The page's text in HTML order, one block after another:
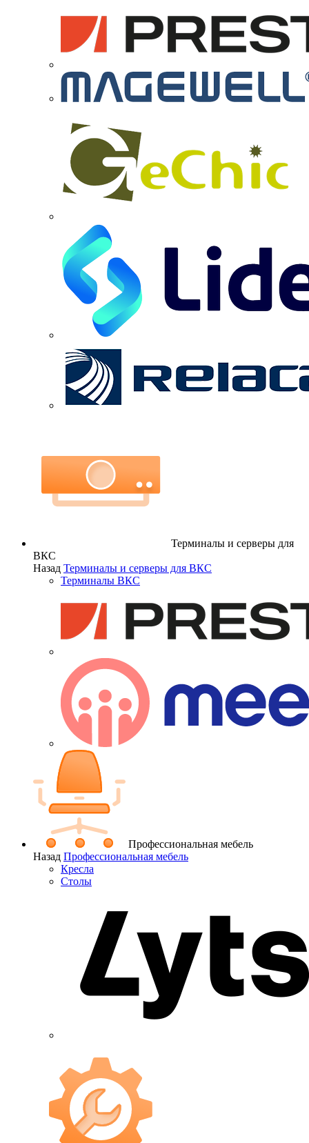
Терминалы и серверы для
ВКС
Назад Терминалы и серверы для ВКС
Терминалы ВКС
Профессиональная мебель
Назад Профессиональная мебель
Кресла
Столы